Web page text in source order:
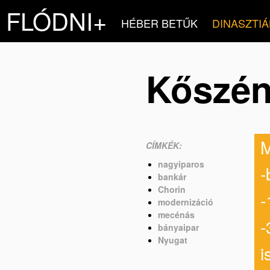
FLÓDNI+ HÉBER BETŰK
CÍMKÉK:
nagyiparos
bankár
Chorin
modernizáció
mecénás
bányaipar
Nyugat